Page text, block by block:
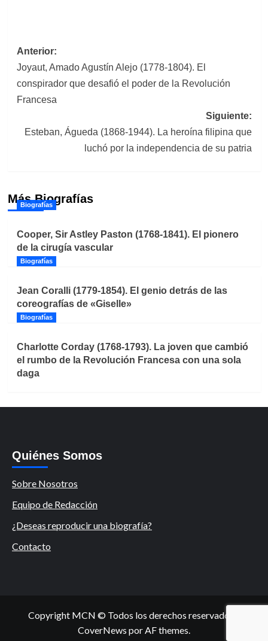
Navegación
de
entradas
Anterior:
Joyaut, Amado Agustín Alejo (1778-1804). El
conspirador que desafió el poder de la Revolución
Francesa
Siguiente:
Esteban, Águeda (1868-1944). La heroína filipina que
luchó por la independencia de su patria
Más Biografías
Biografías
Cooper, Sir Astley Paston (1768-1841). El pionero
de la cirugía vascular
Biografías
Jean Coralli (1779-1854). El genio detrás de las
coreografías de «Giselle»
Biografías
Charlotte Corday (1768-1793). La joven que cambió
el rumbo de la Revolución Francesa con una sola
daga
Quiénes Somos
Sobre Nosotros
Equipo de Redacción
¿Deseas reproducir una biografía?
Contacto
Copyright MCN © Todos los derechos reservados.
CoverNews por AF themes.